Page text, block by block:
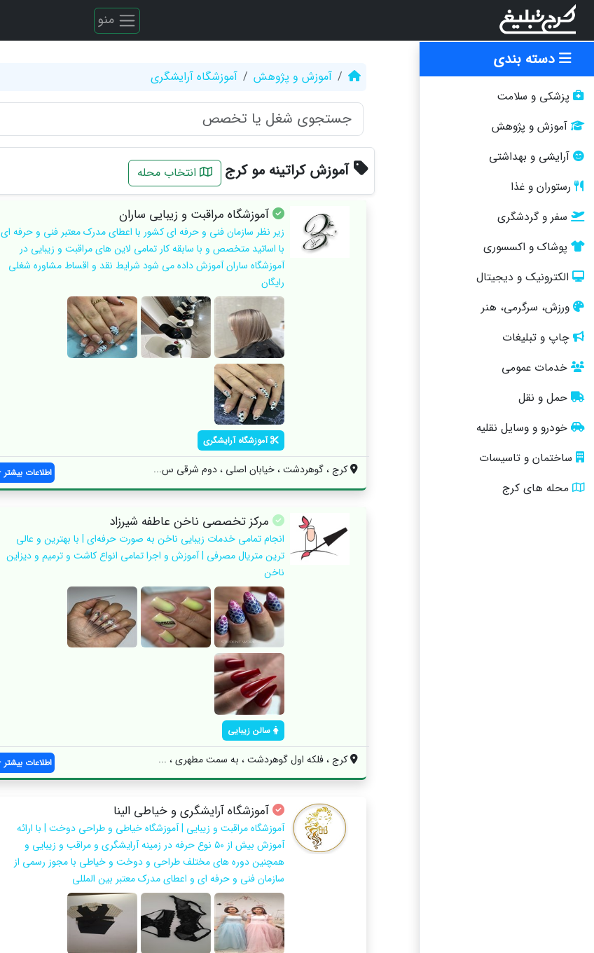
منو
دسته بندی
پزشکی و سلامت
آموزش و پژوهش
آرایشی و بهداشتی
رستوران و غذا
سفر و گردشگری
پوشاک و اکسسوری
الکترونیک و دیجیتال
ورزش، سرگرمی، هنر
چاپ و تبلیغات
خدمات عمومی
حمل و نقل
خودرو و وسایل نقلیه
ساختمان و تاسیسات
محله های کرج
آموزش و پژوهش آموزشگاه آرایشگری
آموزش کراتینه مو کرج انتخاب محله
آموزشگاه مراقبت و زیبایی ساران
زیر نظر سازمان فنی و حرفه ای کشور با اعطای مدرک معتبر فنی و حرفه ای
با اساتید متخصص و با سابقه کار تمامی لاین های مراقبت و زیبایی در
آموزشگاه ساران آموزش داده می شود شرایط نقد و اقساط مشاوره شغلی
رایگان
آموزشگاه آرایشگری
کرج ، گوهردشت ، خیابان اصلی ، دوم شرقی س... اطلاعات بیشتر
مرکز تخصصی ناخن عاطفه شیرزاد
انجام تمامی خدمات زیبایی ناخن به صورت حرفه‌ای | با بهترین و عالی
ترین متریال مصرفی | آموزش و اجرا تمامی انواع کاشت و ترمیم و دیزاین
ناخن
سالن زیبایی
کرج ، فلکه اول گوهردشت ، به سمت مطهری ، ... اطلاعات بیشتر
آموزشگاه آرایشگری و خیاطی الینا
آموزشگاه مراقبت و زیبایی | آموزشگاه خیاطی و طراحی دوخت | با ارائه
آموزش بیش از ۵۰ نوع حرفه در زمینه آرایشگری و مراقب و زیبایی و
همچنین دوره های مختلف طراحی و دوخت و خیاطی با مجوز رسمی از
سازمان فنی و حرفه ای و اعطای مدرک معتبر بین المللی